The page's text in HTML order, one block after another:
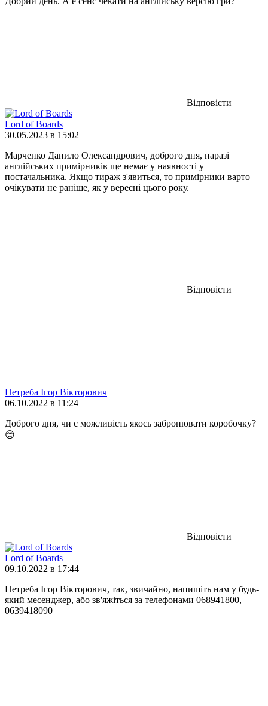
Відповісти
Lord of Boards
30.05.2023 в 15:02
Марченко Данило Олександрович, доброго дня, наразі
англійських примірників ще немає у наявності у
постачальника. Якщо тираж з'явиться, то примірники варто
очікувати не раніше, як у вересні цього року.
Відповісти
Нетреба Ігор Вікторович
06.10.2022 в 11:24
Доброго дня, чи є можливість якось забронювати коробочку?
😊
Відповісти
Lord of Boards
09.10.2022 в 17:44
Нетреба Ігор Вікторович, так, звичайно, напишіть нам у будь-
який месенджер, або зв'яжіться за телефонами 068941800,
0639418090